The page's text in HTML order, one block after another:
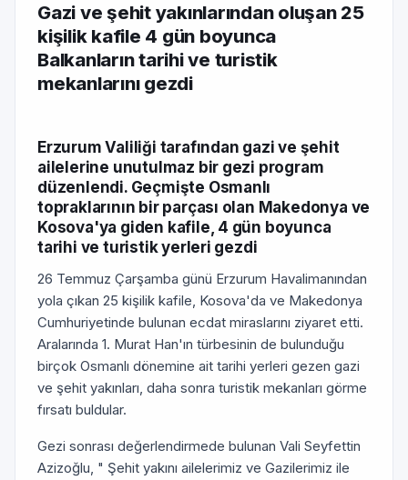
Gazi ve şehit yakınlarından oluşan 25
kişilik kafile 4 gün boyunca
Balkanların tarihi ve turistik
mekanlarını gezdi
Erzurum Valiliği tarafından gazi ve şehit
ailelerine unutulmaz bir gezi program
düzenlendi. Geçmişte Osmanlı
topraklarının bir parçası olan Makedonya ve
Kosova'ya giden kafile, 4 gün boyunca
tarihi ve turistik yerleri gezdi
26 Temmuz Çarşamba günü Erzurum Havalimanından
yola çıkan 25 kişilik kafile, Kosova'da ve Makedonya
Cumhuriyetinde bulunan ecdat miraslarını ziyaret etti.
Aralarında 1. Murat Han'ın türbesinin de bulunduğu
birçok Osmanlı dönemine ait tarihi yerleri gezen gazi
ve şehit yakınları, daha sonra turistik mekanları görme
fırsatı buldular.
Gezi sonrası değerlendirmede bulunan Vali Seyfettin
Azizoğlu, " Şehit yakını ailelerimiz ve Gazilerimiz ile